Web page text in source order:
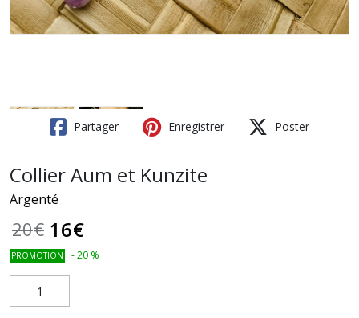
Partager Enregistrer Poster
Collier Aum et Kunzite
Argenté
20€ 16€
PROMOTION -20 %